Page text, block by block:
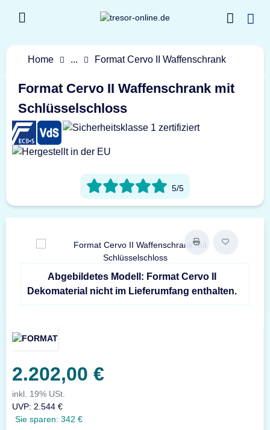
Home ... Format Cervo II Waffenschrank
Format Cervo II Waffenschrank mit
Schlüsselschloss
5/5
Abgebildetes Modell: Format Cervo II
Dekomaterial nicht im Lieferumfang enthalten.
2.202,00 €
inkl. 19% USt.
UVP: 2.544 €
Sie sparen: 342 €